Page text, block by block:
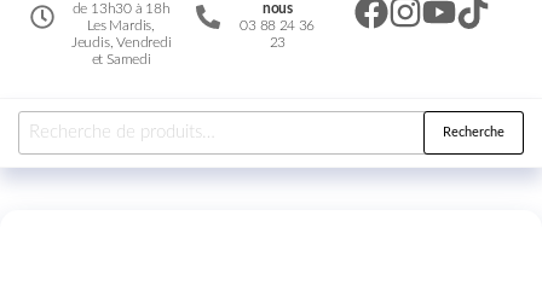
de 13h30 à 18h
Les Mardis,
Jeudis, Vendredi
et Samedi
nous
03 88 24 36
23
Recherche